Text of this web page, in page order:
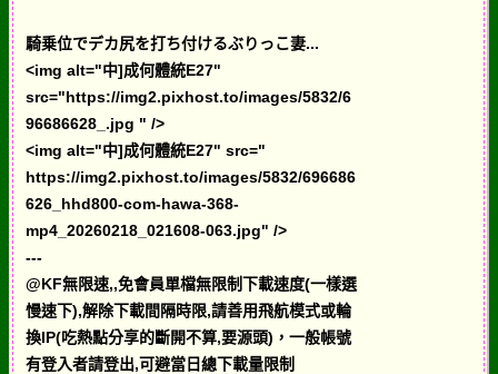
騎乗位でデカ尻を打ち付けるぶりっこ妻...
<img alt="中]成何體統E27"
src="https://img2.pixhost.to/images/5832/6
96686628_.jpg " />
<img alt="中]成何體統E27" src="
https://img2.pixhost.to/images/5832/696686
626_hhd800-com-hawa-368-
mp4_20260218_021608-063.jpg" />
---
@KF無限速,,免會員單檔無限制下載速度(一樣選
慢速下),解除下載間隔時限,請善用飛航模式或輪
換IP(吃熱點分享的斷開不算,要源頭)，一般帳號
有登入者請登出,可避當日總下載量限制